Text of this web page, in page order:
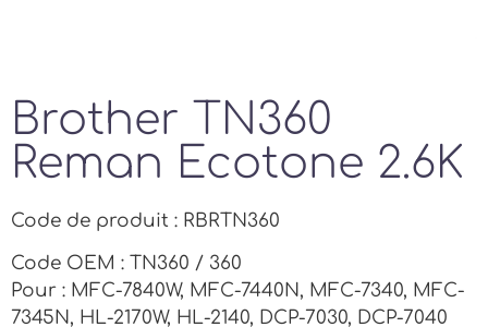
Brother TN360
Reman Ecotone 2.6K
Code de produit : RBRTN360
Code OEM : TN360 / 360
Pour : MFC-7840W, MFC-7440N, MFC-7340, MFC-
7345N, HL-2170W, HL-2140, DCP-7030, DCP-7040